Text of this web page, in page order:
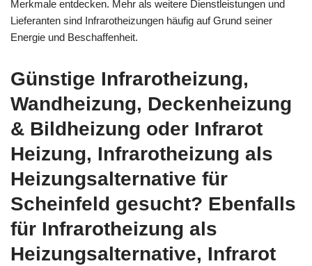
Merkmale entdecken. Mehr als weitere Dienstleistungen und
Lieferanten sind Infrarotheizungen häufig auf Grund seiner
Energie und Beschaffenheit.
Günstige Infrarotheizung,
Wandheizung, Deckenheizung
& Bildheizung oder Infrarot
Heizung, Infrarotheizung als
Heizungsalternative für
Scheinfeld gesucht? Ebenfalls
für Infrarotheizung als
Heizungsalternative, Infrarot